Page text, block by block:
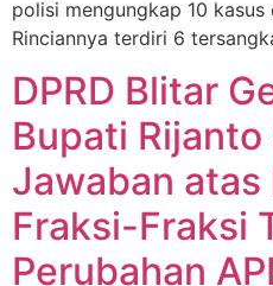
polisi mengungkap 10
Rinciannya terdiri 6
DPRD Blitar
Bupati
Jawaban atas
Fraksi-Fraksi
Perubahan